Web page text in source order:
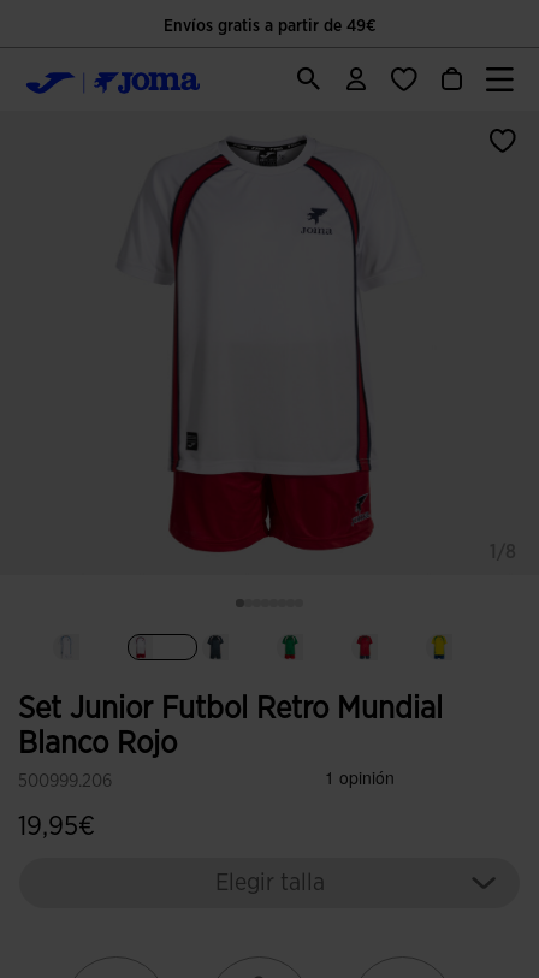
Envíos gratis a partir de 49€
Set Junior Futbol Retro Mundial
Blanco Rojo
500999.206
19,95€
Elegir talla